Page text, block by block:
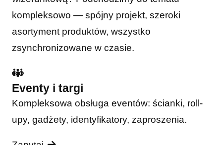
kompleksowo — spójny projekt, szeroki
asortyment produktów, wszystko
zsynchronizowane w czasie.
Eventy i targi
Kompleksowa obsługa eventów: ścianki, roll-
upy, gadżety, identyfikatory, zaproszenia.